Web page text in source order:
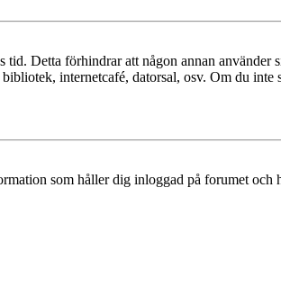
Detta förhindrar att någon annan
internetcafé, datorsal, osv. Om du inte
som håller dig inloggad på forumet och